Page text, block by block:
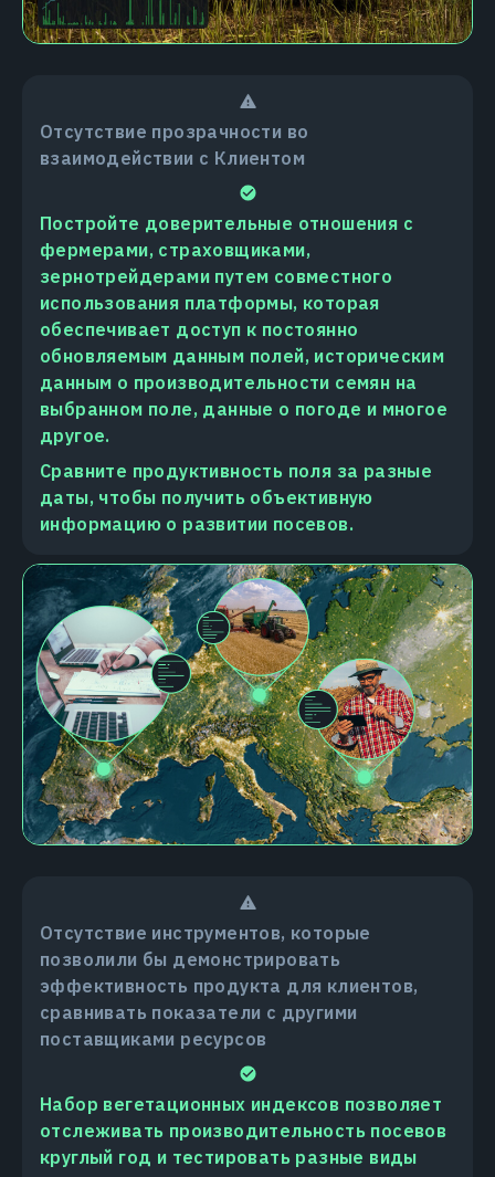
Отсутствие прозрачности во
взаимодействии с Клиентом
Постройте доверительные отношения с
фермерами, страховщиками,
зернотрейдерами путем совместного
использования платформы, которая
обеспечивает доступ к постоянно
обновляемым данным полей, историческим
данным о производительности семян на
выбранном поле, данные о погоде и многое
другое.
Сравните продуктивность поля за разные
даты, чтобы получить объективную
информацию о развитии посевов.
Отсутствие инструментов, которые
позволили бы демонстрировать
эффективность продукта для клиентов,
сравнивать показатели с другими
поставщиками ресурсов
Набор вегетационных индексов позволяет
отслеживать производительность посевов
круглый год и тестировать разные виды